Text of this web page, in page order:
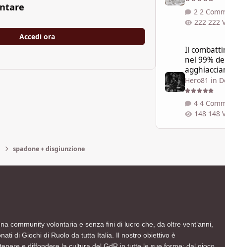
Accedi ora
2
222
Il
nel 99%
Hero81 in
4
148
spadone + disgiunzione
community volontaria e senza fini di lucro che, da oltre vent’anni,
di Giochi di Ruolo da tutta Italia. Il nostro obiettivo è